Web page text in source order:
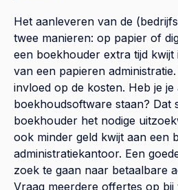
Het aanleveren van de
twee manieren: op papier of
een boekhouder extra tijd
van een papieren
invloed op de kosten. Heb je je
boekhoudsoftware staan? Dat
boekhouder het nodige
ook minder geld kwijt aan een
administratiekantoor. Een
zoek te gaan naar betaalbare
Vraag meerdere offertes op bij